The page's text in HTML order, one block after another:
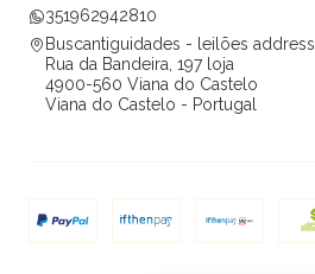
351962942810
Buscantiguidades - leilões address
Rua da Bandeira, 197 loja
4900-560 Viana do Castelo
Viana do Castelo - Portugal